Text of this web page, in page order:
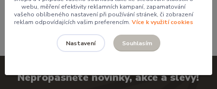
Pavlína
Nepropásněte novinky, akce a slevy!
webu, měření efektivity reklamních kampaní, zapamatování
vašeho oblíbeného nastavení při používání stránek, či zobrazení
reklam odpovídajících vašim preferencím. Více k využití cookies
Nastavení Souhlasím